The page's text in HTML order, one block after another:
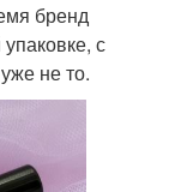
бренд
с
не то.